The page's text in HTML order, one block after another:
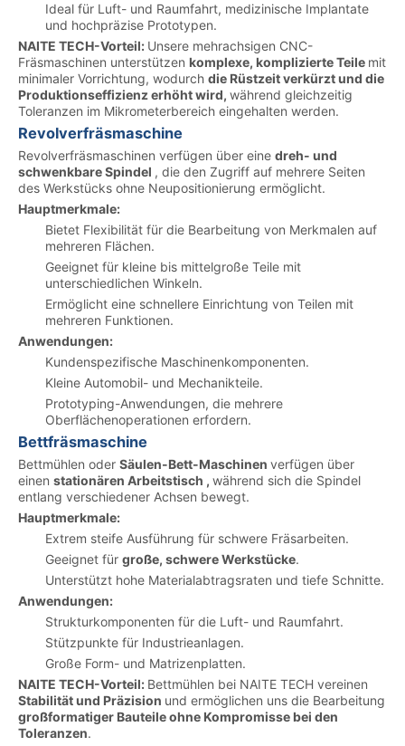
Ideal für Luft- und Raumfahrt, medizinische Implantate
und hochpräzise Prototypen.
NAITE TECH-Vorteil: Unsere mehrachsigen CNC-
Fräsmaschinen unterstützen komplexe, komplizierte Teile mit
minimaler Vorrichtung, wodurch die Rüstzeit verkürzt und die
Produktionseffizienz erhöht wird, während gleichzeitig
Toleranzen im Mikrometerbereich eingehalten werden.
Revolverfräsmaschine
Revolverfräsmaschinen verfügen über eine dreh- und
schwenkbare Spindel , die den Zugriff auf mehrere Seiten
des Werkstücks ohne Neupositionierung ermöglicht.
Hauptmerkmale:
Bietet Flexibilität für die Bearbeitung von Merkmalen auf
mehreren Flächen.
Geeignet für kleine bis mittelgroße Teile mit
unterschiedlichen Winkeln.
Ermöglicht eine schnellere Einrichtung von Teilen mit
mehreren Funktionen.
Anwendungen:
Kundenspezifische Maschinenkomponenten.
Kleine Automobil- und Mechanikteile.
Prototyping-Anwendungen, die mehrere
Oberflächenoperationen erfordern.
Bettfräsmaschine
Bettmühlen oder Säulen-Bett-Maschinen verfügen über
einen stationären Arbeitstisch , während sich die Spindel
entlang verschiedener Achsen bewegt.
Hauptmerkmale:
Extrem steife Ausführung für schwere Fräsarbeiten.
Geeignet für große, schwere Werkstücke.
Unterstützt hohe Materialabtragsraten und tiefe Schnitte.
Anwendungen:
Strukturkomponenten für die Luft- und Raumfahrt.
Stützpunkte für Industrieanlagen.
Große Form- und Matrizenplatten.
NAITE TECH-Vorteil: Bettmühlen bei NAITE TECH vereinen
Stabilität und Präzision und ermöglichen uns die Bearbeitung
großformatiger Bauteile ohne Kompromisse bei den
Toleranzen.